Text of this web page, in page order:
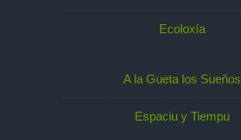
Ecoloxía
A la Gueta los Sueños
Espaciu y Tiempu